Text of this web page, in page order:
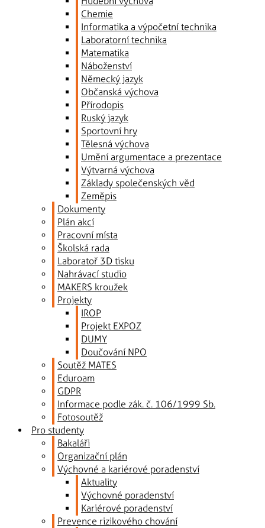
Chemie
Informatika a výpočetní technika
Laboratorní technika
Matematika
Náboženství
Německý jazyk
Občanská výchova
Přírodopis
Ruský jazyk
Sportovní hry
Tělesná výchova
Umění argumentace a prezentace
Výtvarná výchova
Základy společenských věd
Zeměpis
Dokumenty
Plán akcí
Pracovní místa
Školská rada
Laboratoř 3D tisku
Nahrávací studio
MAKERS kroužek
Projekty
IROP
Projekt EXPOZ
DUMY
Doučování NPO
Soutěž MATES
Eduroam
GDPR
Informace podle zák. č. 106/1999 Sb.
Fotosoutěž
Pro studenty
Bakaláři
Organizační plán
Výchovné a kariérové poradenství
Aktuality
Výchovné poradenství
Kariérové poradenství
Prevence rizikového chování